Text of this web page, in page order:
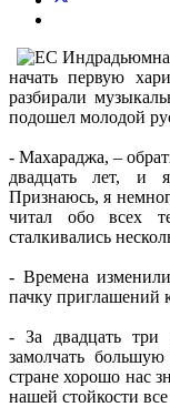
начать первую
разбирали
подошел молодой
- Махараджа, –
двадцать лет, и
Признаюсь, я
читал обо всех
сталкивались
- Времена
пачку приглашений
- За двадцать
замолчать
стране хорошо нас
нашей стойкости